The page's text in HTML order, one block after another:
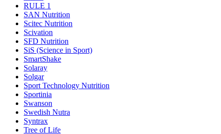
RULE 1
SAN Nutrition
Scitec Nutrition
Scivation
SFD Nutrition
SiS (Science in Sport)
SmartShake
Solaray
Solgar
Sport Technology Nutrition
Sportinia
Swanson
Swedish Nutra
Syntrax
Tree of Life